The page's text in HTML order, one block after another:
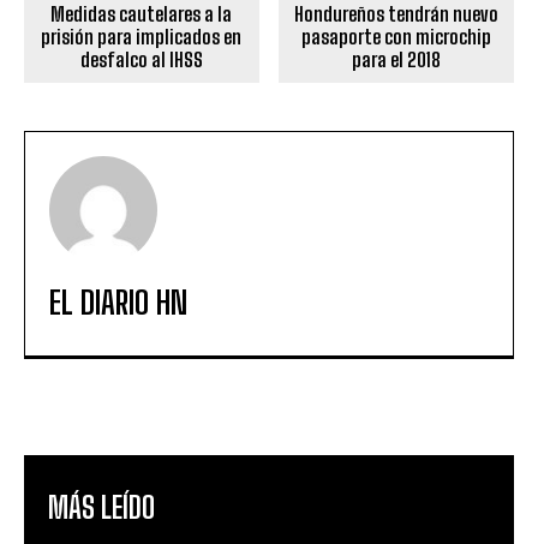
Medidas cautelares a la
prisión para implicados en
desfalco al IHSS
Hondureños tendrán nuevo
pasaporte con microchip
para el 2018
EL DIARIO HN
MÁS LEÍDO